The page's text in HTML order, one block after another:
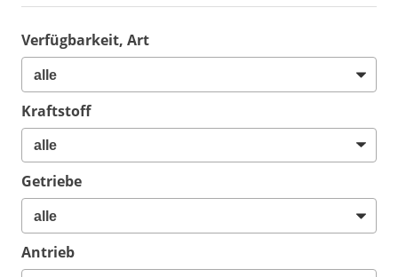
Verfügbarkeit, Art
Kraftstoff
Getriebe
Antrieb